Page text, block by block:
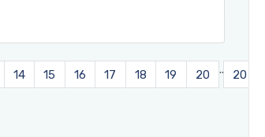
14 15 16 17 18 19 20 .. 20